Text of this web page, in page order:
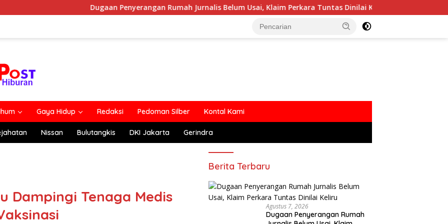
Dugaan Penyerangan Rumah Jurnalis Belum Usai, Klaim Perkara Tuntas Dinilai Keliru
Gaya Hidup Redaksi Pedoman Silber Kontal Kami
Nissan Bulutangkis DKI Jakarta Gerindra
Dampingi Tenaga Medis
Berita Terbaru
Agustus 7, 2026
Dugaan Penyerangan Rumah